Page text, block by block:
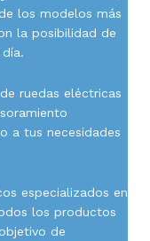
los modelos más
la posibilidad de
ruedas eléctricas
a tus necesidades
especializados en
los productos
de